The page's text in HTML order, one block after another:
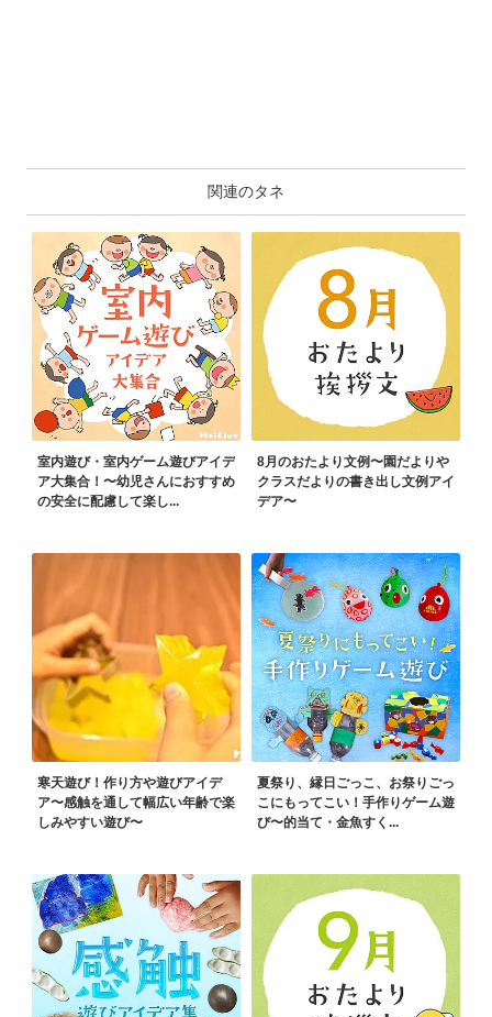
関連のタネ
室内遊び・室内ゲーム遊びアイデ
ア大集合！〜幼児さんにおすすめ
の安全に配慮して楽し...
8月のおたより文例〜園だよりや
クラスだよりの書き出し文例アイ
デア〜
寒天遊び！作り方や遊びアイデ
ア〜感触を通して幅広い年齢で楽
しみやすい遊び〜
夏祭り、縁日ごっこ、お祭りごっ
こにもってこい！手作りゲーム遊
び〜的当て・金魚すく...